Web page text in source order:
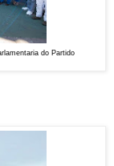
do Partido